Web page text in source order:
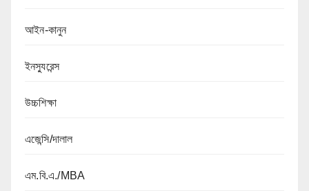
আইন-কানুন
ইনস্যুরেন্স
উচ্চশিক্ষা
এজেন্সি/দালাল
এম.বি.এ./MBA